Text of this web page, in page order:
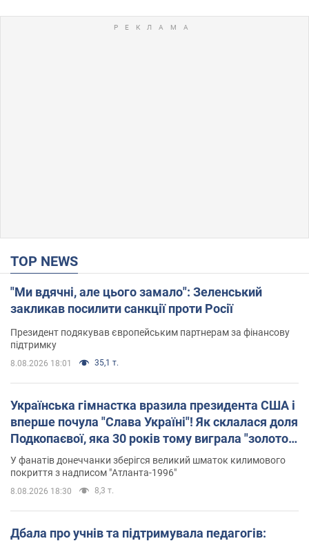
TOP NEWS
"Ми вдячні, але цього замало": Зеленський
закликав посилити санкції проти Росії
Президент подякував європейським партнерам за фінансову
підтримку
8.08.2026 18:01 35,1 т.
Українська гімнастка вразила президента США і
вперше почула "Слава Україні"! Як склалася доля
Подкопаєвої, яка 30 років тому виграла "золото"
Олімпіади
У фанатів донеччанки зберігся великий шматок килимового
покриття з надписом "Атланта-1996"
8.08.2026 18:30 8,3 т.
Дбала про учнів та підтримувала педагогів: